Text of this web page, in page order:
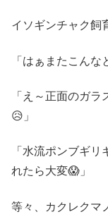
イソギンチャク飼
「はぁまたこん
「え～正面のガ
😥」
「水流ポンブギ
れたら大変😱」
等々、カクレクマ